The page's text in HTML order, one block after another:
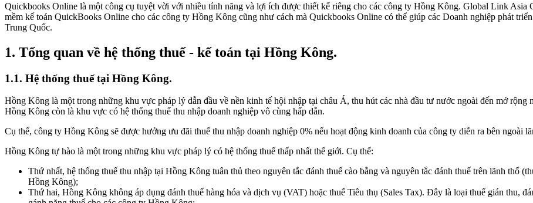
Quickbooks Online là một công cụ tuyệt vời với nhiều tính năng và lợi ích được thiết kế riêng cho các công ty Hồng Kông. Global Link Asia
mềm kế toán QuickBooks Online cho các công ty Hồng Kông cũng như cách mà Quickbooks Online có thể giúp các Doanh nghiệp phát
Trung Quốc.
1. Tổng quan về hệ thống thuế - kế toán tại Hồng Kông.
1.1. Hệ thống thuế tại Hồng Kông.
Hồng Kông là một trong những khu vực pháp lý dẫn đầu về nền kinh tế hội nhập tại châu Á, thu hút các nhà đầu tư nước ngoài đến mở
Hồng Kông còn là khu vực có hệ thống thuế thu nhập doanh nghiệp vô cùng hấp dẫn.
Cụ thể, công ty Hồng Kông sẽ được hưởng ưu đãi thuế thu nhập doanh nghiệp 0% nếu hoạt động kinh doanh của công ty diễn ra bên ngoài
Hồng Kông tự hào là một trong những khu vực pháp lý có hệ thống thuế thấp nhất thế giới. Cụ thể:
Thứ nhất, hệ thống thuế thu nhập tại Hồng Kông tuân thủ theo nguyên tắc đánh thuế cào bằng và nguyên tắc đánh thuế trên lãnh thổ
Hồng Kông);
Thứ hai, Hồng Kông không áp dụng đánh thuế hàng hóa và dịch vụ (VAT) hoặc thuế Tiêu thụ (Sales Tax). Đây là loại thuế gián thu,